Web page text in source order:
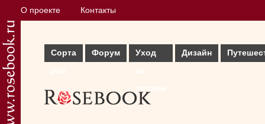
О проекте Контакты
Сорта
Форум
Уход
Дизайн